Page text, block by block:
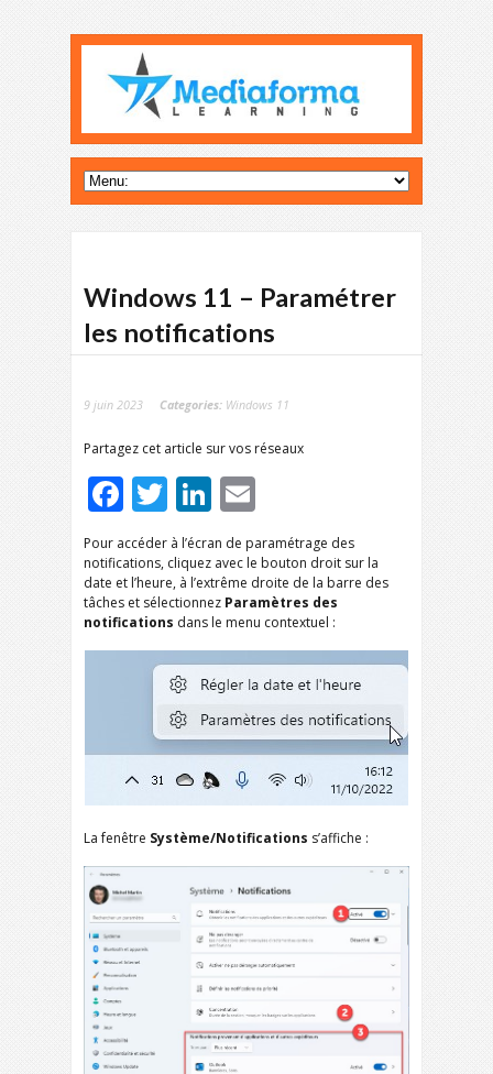
Windows 11 – Paramétrer
les notifications
9 juin 2023 Categories: Windows 11
Partagez cet article sur vos réseaux
Facebook
TwitterLinkedIn
Pour accéder à l’écran de paramétrage des
notifications, cliquez avec le bouton droit sur la
date et l’heure, à l’extrême droite de la barre des
tâches et sélectionnez Paramètres des
notifications dans le menu contextuel :
La fenêtre Système/Notifications s’affiche :